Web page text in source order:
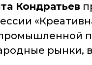
Кондратьев
рынки,